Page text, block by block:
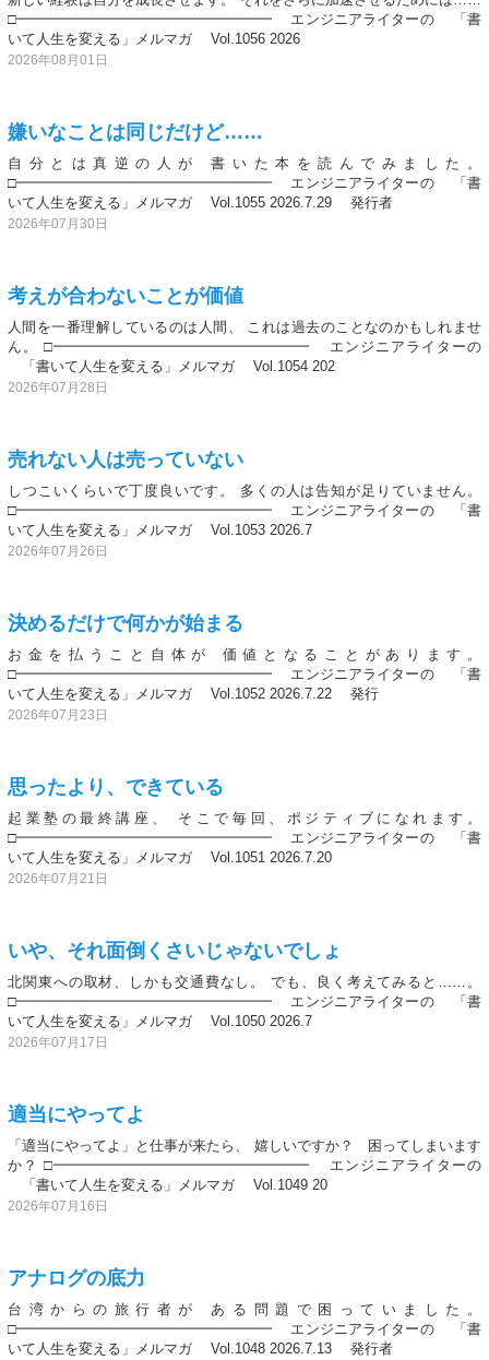
□━━━━━━━━━━━━━━━━━━ エンジニアライターの 「書
いて人生を変える」メルマガ Vol.1056 2026
2026年08月01日
嫌いなことは同じだけど……
自分とは真逆の人が 書いた本を読んでみました。
□━━━━━━━━━━━━━━━━━━ エンジニアライターの 「書
いて人生を変える」メルマガ Vol.1055 2026.7.29 発行者
2026年07月30日
考えが合わないことが価値
人間を一番理解しているのは人間、 これは過去のことなのかもしれませ
ん。 □━━━━━━━━━━━━━━━━━━ エンジニアライターの
「書いて人生を変える」メルマガ Vol.1054 202
2026年07月28日
売れない人は売っていない
しつこいくらいで丁度良いです。 多くの人は告知が足りていません。
□━━━━━━━━━━━━━━━━━━ エンジニアライターの 「書
いて人生を変える」メルマガ Vol.1053 2026.7
2026年07月26日
決めるだけで何かが始まる
お金を払うこと自体が 価値となることがあります。
□━━━━━━━━━━━━━━━━━━ エンジニアライターの 「書
いて人生を変える」メルマガ Vol.1052 2026.7.22 発行
2026年07月23日
思ったより、できている
起業塾の最終講座、 そこで毎回、ポジティブになれます。
□━━━━━━━━━━━━━━━━━━ エンジニアライターの 「書
いて人生を変える」メルマガ Vol.1051 2026.7.20
2026年07月21日
いや、それ面倒くさいじゃないでしょ
北関東への取材、しかも交通費なし。 でも、良く考えてみると……。
□━━━━━━━━━━━━━━━━━━ エンジニアライターの 「書
いて人生を変える」メルマガ Vol.1050 2026.7
2026年07月17日
適当にやってよ
「適当にやってよ」と仕事が来たら、 嬉しいですか？ 困ってしまいます
か？ □━━━━━━━━━━━━━━━━━━ エンジニアライターの
「書いて人生を変える」メルマガ Vol.1049 20
2026年07月16日
アナログの底力
台湾からの旅行者が ある問題で困っていました。
□━━━━━━━━━━━━━━━━━━ エンジニアライターの 「書
いて人生を変える」メルマガ Vol.1048 2026.7.13 発行者